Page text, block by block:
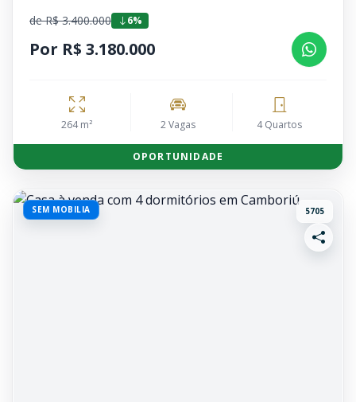
de R$ 3.400.000 6%
Por R$ 3.180.000
264 m² 2 Vagas 4 Quartos
OPORTUNIDADE
SEM MOBILIA 5705